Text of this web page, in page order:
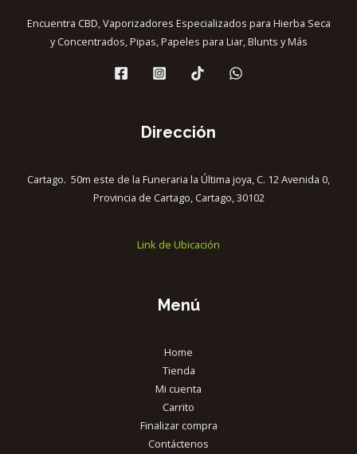
Encuentra CBD, Vaporizadores Especializados para Hierba Seca
y Concentrados, Pipas, Papeles para Liar, Blunts y Más
Dirección
Cartago. 50m este de la Funeraria la Última joya, C. 12 Avenida 0,
Provincia de Cartago, Cartago, 30102
Link de Ubicación
Menú
Home
Tienda
Mi cuenta
Carrito
Finalizar compra
Contáctenos